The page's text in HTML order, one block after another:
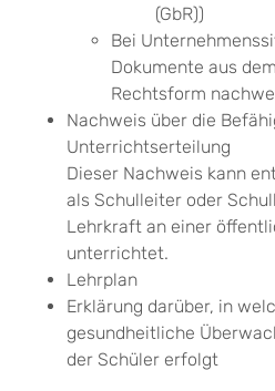
(GbR))
Bei
Dokumente aus
Rechtsform
Nachweis über die
Unterrichtserteilung
Dieser Nachweis kann
als Schulleiter oder
Lehrkraft an einer
unterrichtet.
Lehrplan
Erklärung darüber, in
gesundheitliche
der Schüler erfolgt